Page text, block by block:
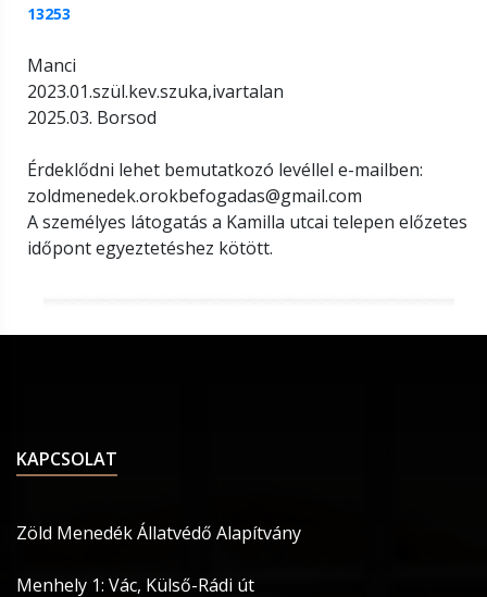
13253
Manci
2023.01.szül.kev.szuka,ivartalan
2025.03. Borsod
Érdeklődni lehet bemutatkozó levéllel e-mailben:
zoldmenedek.orokbefogadas@gmail.com
A személyes látogatás a Kamilla utcai telepen előzetes
időpont egyeztetéshez kötött.
KAPCSOLAT
Zöld Menedék Állatvédő Alapítvány
Menhely 1: Vác, Külső-Rádi út